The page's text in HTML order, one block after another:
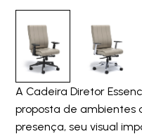
A Cadeira Diretor
proposta de ambientes
presença, seu visual